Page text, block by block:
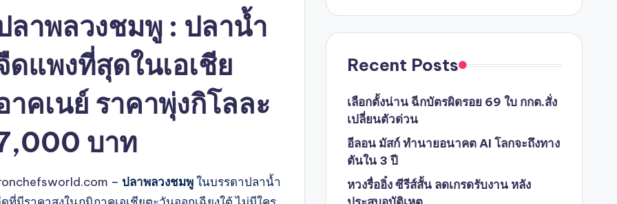
ลาพลวงชมพู : ปลาน้ำ
ดแพงที่สุดในเอเชีย
าคเนย์ ราคาพุ่งกิโลละ
บาท
–ปลาพลวงชมพูในบรรดาปลาน้ำ
Recent Posts
เลือกตั้งน่าน ฉีกบัตรผิดรอย 69 ใบ กกต.สั่ง
เปลี่ยนตัวด่วน
อีลอน มัสก์ ทำนายอนาคต AI โลกจะถึงทาง
ตันใน 3 ปี
หวงรื่ออิ๋ง ซีรีส์สั้น ลดเกรดรับงาน หลัง